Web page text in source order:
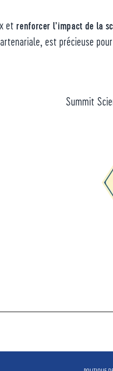
et renforcer l’impact de la
est précieuse
Summit